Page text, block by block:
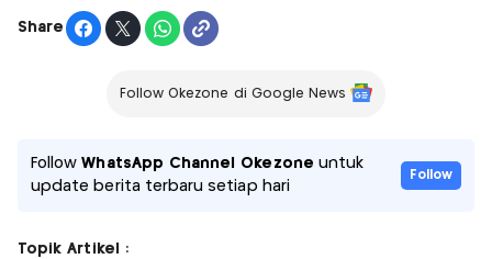
Share
Follow Okezone di Google News
FollowWhatsApp Channel Okezone untuk
update berita terbaru setiap hari
Follow
Topik Artikel :